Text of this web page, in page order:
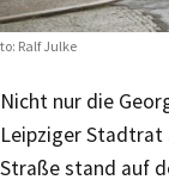
Ralf Julke
Nicht nur die
Leipziger Stadtrat
Straße stand auf